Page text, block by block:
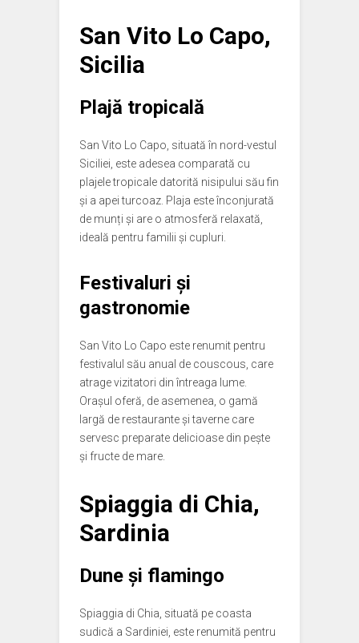
San Vito Lo Capo,
Sicilia
Plajă tropicală
San Vito Lo Capo, situată în nord-vestul
Siciliei, este adesea comparată cu
plajele tropicale datorită nisipului său fin
și a apei turcoaz. Plaja este înconjurată
de munți și are o atmosferă relaxată,
ideală pentru familii și cupluri.
Festivaluri și
gastronomie
San Vito Lo Capo este renumit pentru
festivalul său anual de couscous, care
atrage vizitatori din întreaga lume.
Orașul oferă, de asemenea, o gamă
largă de restaurante și taverne care
servesc preparate delicioase din pește
și fructe de mare.
Spiaggia di Chia,
Sardinia
Dune și flamingo
Spiaggia di Chia, situată pe coasta
sudică a Sardiniei, este renumită pentru